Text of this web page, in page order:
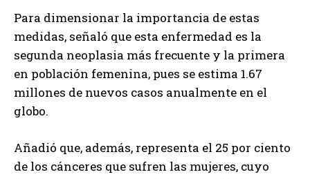
Para dimensionar la importancia de estas
medidas, señaló que esta enfermedad es la
segunda neoplasia más frecuente y la primera
en población femenina, pues se estima 1.67
millones de nuevos casos anualmente en el
globo.
Añadió que, además, representa el 25 por ciento
de los cánceres que sufren las mujeres, cuyo